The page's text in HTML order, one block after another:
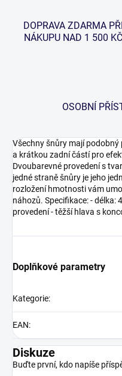
DOPRAVA ZDARMA PŘI
NÁKUPU NAD 1 500 KČ
OSOBNÍ
Všechny šnůry mají
a krátkou zadní částí pro
Dvoubarevné provedení s
jedné straně šnůry je jeho
rozložení hmotnosti vám
náhozů. Specifikace: - délka:
provedení - těžší hlava s
Doplňkové parametry
Kategorie:
EAN:
Diskuze
Buďte první, kdo napíše